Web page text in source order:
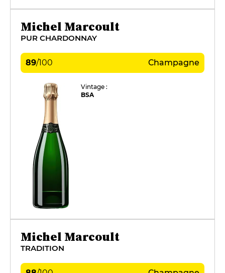
Michel Marcoult
PUR CHARDONNAY
89/100 Champagne
Vintage :
BSA
Michel Marcoult
TRADITION